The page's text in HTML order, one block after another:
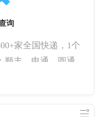
询
家全国快递，1个
丰、申通、圆通、
、天天、国通、德
物流查询。